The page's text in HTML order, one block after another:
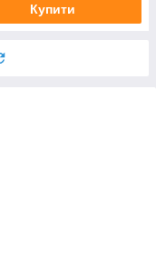
Купити